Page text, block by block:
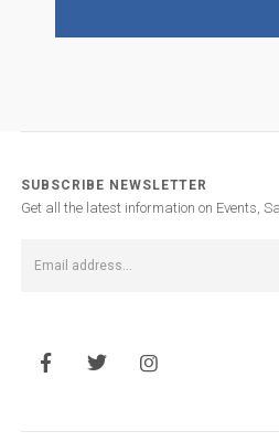
SUBSCRIBE NEWSLETTER
Get all the latest information on Events,